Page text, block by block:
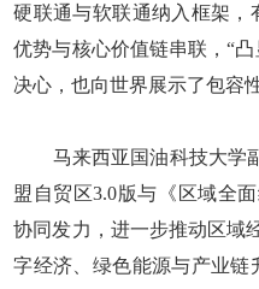
硬联通与软联通纳入框架，
优势与核心价值链串联，“
决心，也向世界展示了包容
马来西亚国油科技大学
盟自贸区3.0版与《区域全
协同发力，进一步推动区域
字经济、绿色能源与产业链